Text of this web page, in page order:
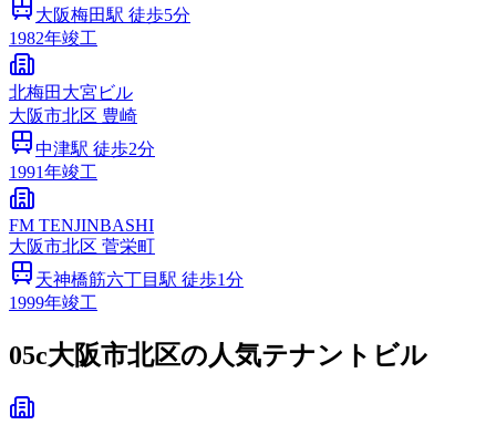
大阪梅田駅 徒歩5分
1982年竣工
北梅田大宮ビル
大阪市北区 豊崎
中津駅 徒歩2分
1991年竣工
FM TENJINBASHI
大阪市北区 菅栄町
天神橋筋六丁目 駅 徒歩1分
1999年竣工
05c大阪市北区の人気テナントビル